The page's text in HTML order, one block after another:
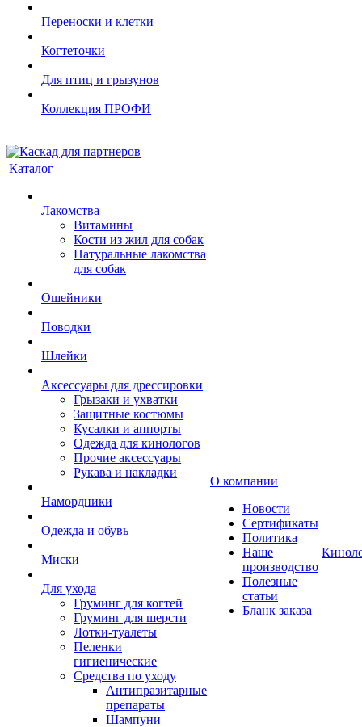
Переноски и клетки
Когтеточки
Для птиц и грызунов
Коллекция ПРОФИ
Каталог
Лакомства
Витамины
Кости из жил для собак
Натуральные лакомства
для собак
Ошейники
Поводки
Шлейки
Аксессуары для дрессировки
Грызаки и ухватки
Защитные костюмы
Кусалки и аппорты
Одежда для кинологов
Прочие аксессуары
Рукава и накладки
Намордники
Одежда и обувь
Миски
Для ухода
Груминг для когтей
Груминг для шерсти
Лотки-туалеты
Пеленки
гигиенические
Средства по уходу
Антипразитарные
препараты
Шампуни
О компании
Новости
Сертификаты
Политика
Наше
производство
Полезные
статьи
Бланк заказа